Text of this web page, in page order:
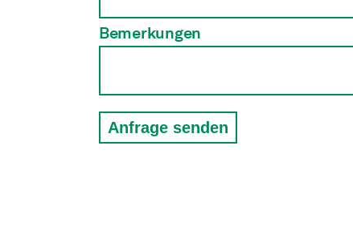
Bemerkungen
Anfrage senden